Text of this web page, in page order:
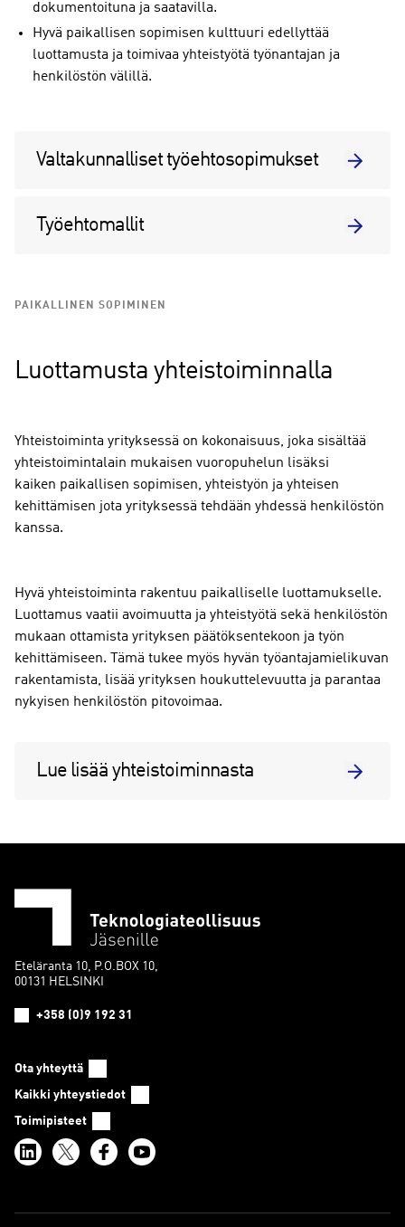
dokumentoituna ja saatavilla.
Hyvä paikallisen sopimisen kulttuuri edellyttää
luottamusta ja toimivaa yhteistyötä työnantajan ja
henkilöstön välillä.
Valtakunnalliset työehtosopimukset
Työehtomallit
PAIKALLINEN SOPIMINEN
Luottamusta yhteistoiminnalla
Yhteistoiminta yrityksessä on kokonaisuus, joka sisältää
yhteistoimintalain mukaisen vuoropuhelun lisäksi
kaiken paikallisen sopimisen, yhteistyön ja yhteisen
kehittämisen jota yrityksessä tehdään yhdessä henkilöstön
kanssa.
Hyvä yhteistoiminta rakentuu paikalliselle luottamukselle.
Luottamus vaatii avoimuutta ja yhteistyötä sekä henkilöstön
mukaan ottamista yrityksen päätöksentekoon ja työn
kehittämiseen. Tämä tukee myös hyvän työantajamielikuvan
rakentamista, lisää yrityksen houkuttelevuutta ja parantaa
nykyisen henkilöstön pitovoimaa.
Lue lisää yhteistoiminnasta
Eteläranta 10, P.O.BOX 10,
00131 HELSINKI
+358 (0)9 192 31
Ota yhteyttä
Kaikki yhteystiedot
Toimipisteet